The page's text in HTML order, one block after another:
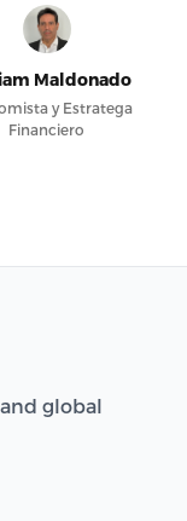
Maldonado
y Estratega
Financiero
global